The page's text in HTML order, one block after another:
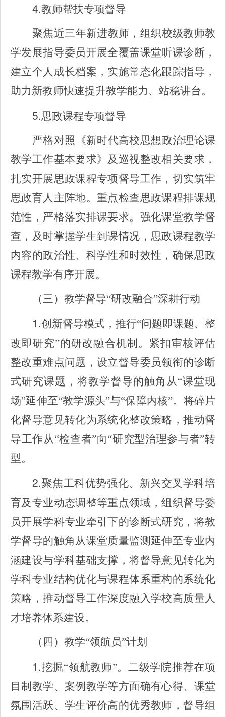
4.教师帮扶专项督导
聚焦近三年新进教师，组织校级教师教
学发展指导委员开展全覆盖课堂听课诊断，
建立个人成长档案，实施常态化跟踪指导，
助力新教师快速提升教学能力、站稳讲台。
5.思政课程专项督导
严格对照《新时代高校思想政治理论课
教学工作基本要求》及巡视整改相关要求，
扎实开展思政课程专项督导工作，切实筑牢
思政育人主阵地。重点检查思政课程排课规
范性，严格落实排课要求。强化课堂教学督
查，及时掌握学生到课情况，思政课程教学
内容的政治性、科学性和时效性，确保思政
课程教学有序开展。
（三）教学督导“研改融合”深耕行动
1.创新督导模式，推行“问题即课题、整
改即研究”的研改融合机制。紧扣审核评估
整改重难点问题，设立督导委员领衔的诊断
式研究课题，将教学督导的触角从“课堂现
场”延伸至“教学源头”与“保障内核”。将碎片
化督导意见转化为系统化整改策略，推动督
导工作从“检查者”向“研究型治理参与者”转
型。
2.聚焦工科优势强化、新兴交叉学科培
育及专业动态调整等重点领域，组织督导委
员开展学科专业牵引下的诊断式研究，将教
学督导的触角从课堂质量监测延伸至专业内
涵建设与学科基础支撑，将督导意见转化为
学科专业结构优化与课程体系重构的系统化
策略，推动督导工作深度融入学校高质量人
才培养体系建设。
（四） 教学“领航员”计划
1.挖掘“领航教师”。二级学院推荐在项
目制教学、案例教学等方面确有心得、课堂
氛围活跃、学生评价高的优秀教师，督导组